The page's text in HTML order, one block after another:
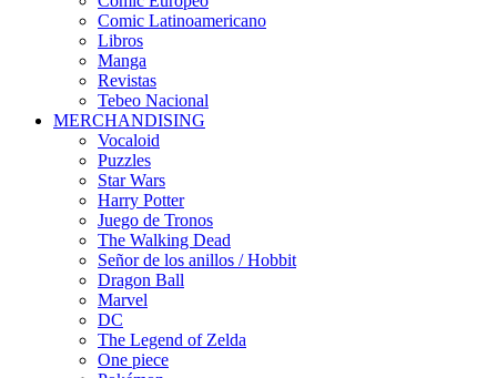
Comic Latinoamericano
Libros
Manga
Revistas
Tebeo Nacional
MERCHANDISING
Vocaloid
Puzzles
Star Wars
Harry Potter
Juego de Tronos
The Walking Dead
Señor de los anillos / Hobbit
Dragon Ball
Marvel
DC
The Legend of Zelda
One piece